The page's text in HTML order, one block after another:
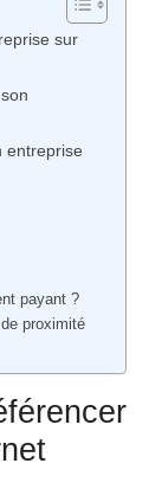
sur
entreprise
payant ?
proximité